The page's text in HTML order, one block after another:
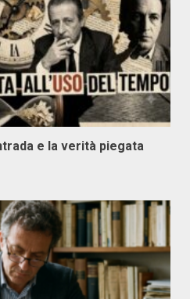
e la verità piegata